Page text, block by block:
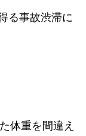
る事故渋滞に
体重を間違え